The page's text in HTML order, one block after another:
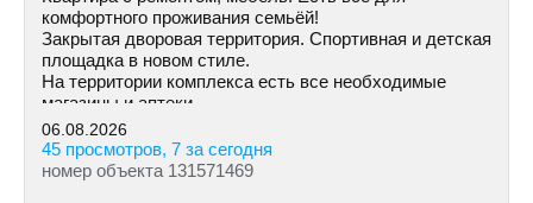
комфортного проживания семьёй!
Закрытая дворовая территория. Спортивная и детская
площадка в новом стиле.
На территории комплекса есть все необходимые
магазины и аптеки.
06.08.2026
45 просмотров, 7 за сегодня
номер объекта 131571469